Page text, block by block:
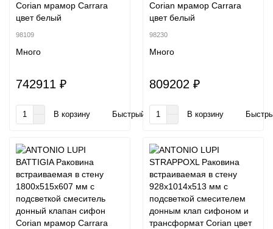
Corian мрамор Carrara
цвет белый
98109
Много
742911 ₽
В корзину Быстрый заказ
Corian мрамор Carrara
цвет белый
98230
Много
809202 ₽
В корзину